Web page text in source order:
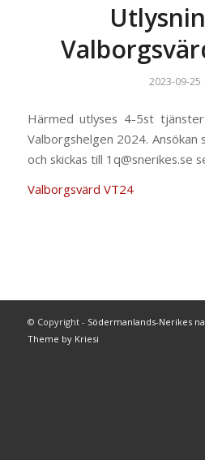
2023-09-25
Härmed utlyses 4-5st
Valborgshelgen 2024.
och skickas till 1q@snerikes.se
Valborgsvärd VT24
© Copyright - Södermanlands-Nerikes
Theme by Kriesi